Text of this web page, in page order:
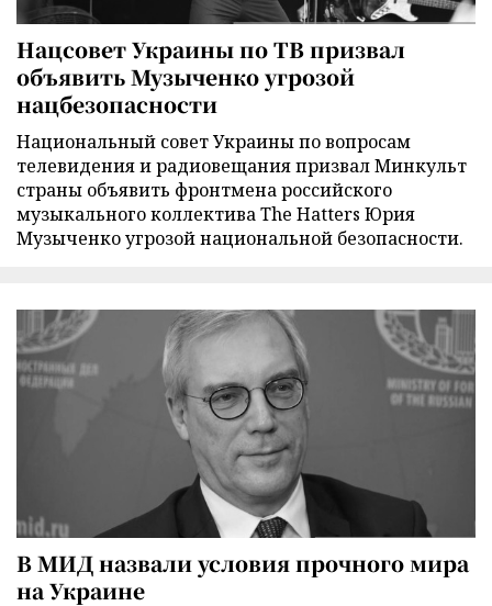
Нацсовет Украины по ТВ призвал
объявить Музыченко угрозой
нацбезопасности
Национальный совет Украины по вопросам
телевидения и радиовещания призвал Минкульт
страны объявить фронтмена российского
музыкального коллектива The Hatters Юрия
Музыченко угрозой национальной безопасности.
В МИД назвали условия прочного мира
на Украине